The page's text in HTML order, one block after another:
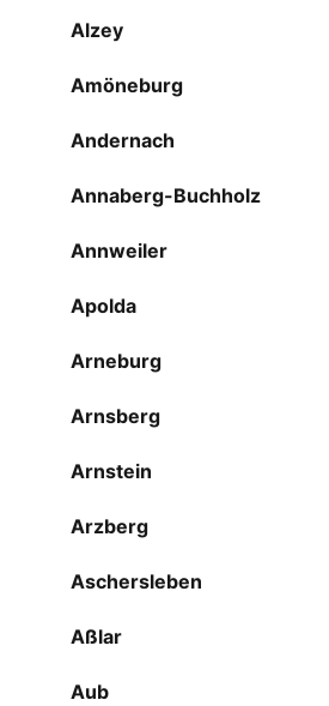
Alzey
Amöneburg
Andernach
Annaberg-Buchholz
Annweiler
Apolda
Arneburg
Arnsberg
Arnstein
Arzberg
Aschersleben
Aßlar
Aub